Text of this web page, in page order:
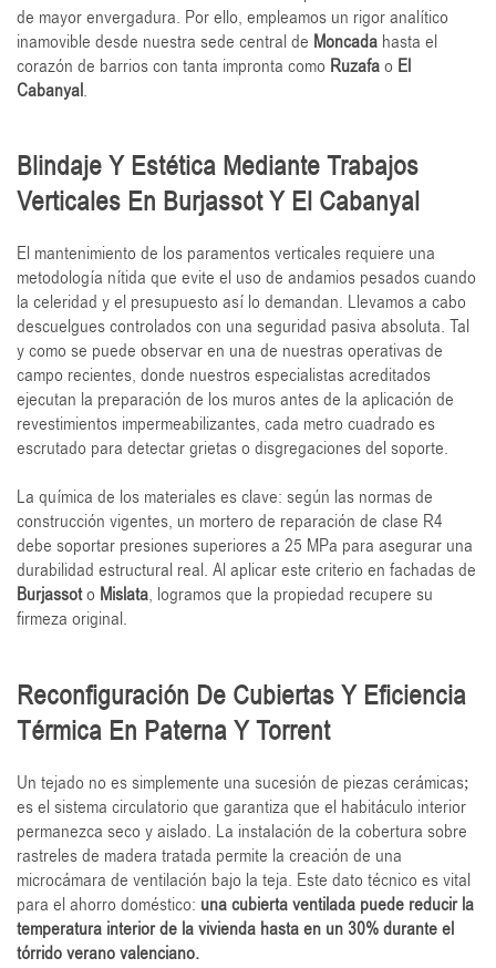
de mayor envergadura. Por ello, empleamos un rigor analítico
inamovible desde nuestra sede central de Moncada hasta el
corazón de barrios con tanta impronta como Ruzafao El
Cabanyal.
Blindaje Y Estética Mediante Trabajos
Verticales En Burjassot Y El Cabanyal
El mantenimiento de los paramentos verticales requiere una
metodología nítida que evite el uso de andamios pesados cuando
la celeridad y el presupuesto así lo demandan. Llevamos a cabo
descuelgues controlados con una seguridad pasiva absoluta. Tal
y como se puede observar en una de nuestras operativas de
campo recientes, donde nuestros especialistas acreditados
ejecutan la preparación de los muros antes de la aplicación de
revestimientos impermeabilizantes, cada metro cuadrado es
escrutado para detectar grietas o disgregaciones del soporte.
La química de los materiales es clave: según las normas de
construcción vigentes, un mortero de reparación de clase R4
debe soportar presiones superiores a 25 MPa para asegurar una
durabilidad estructural real. Al aplicar este criterio en fachadas de
Burjassoto Mislata, logramos que la propiedad recupere su
firmeza original.
Reconfiguración De Cubiertas Y Eficiencia
Térmica En Paterna Y Torrent
Un tejado no es simplemente una sucesión de piezas cerámicas;
es el sistema circulatorio que garantiza que el habitáculo interior
permanezca seco y aislado. La instalación de la cobertura sobre
rastreles de madera tratada permite la creación de una
microcámara de ventilación bajo la teja. Este dato técnico es vital
para el ahorro doméstico: una cubierta ventilada puede reducir la
temperatura interior de la vivienda hasta en un 30% durante el
tórrido verano valenciano.